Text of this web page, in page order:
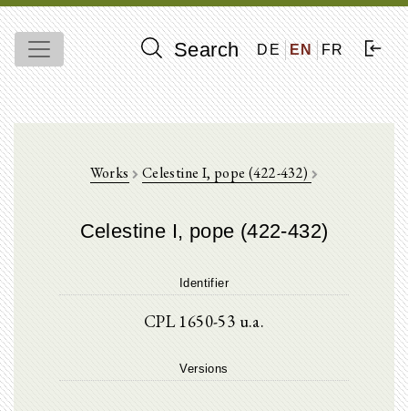
Search DE EN FR
Works Celestine I, pope (422-432)
Celestine I, pope (422-432)
Identifier
CPL 1650-53 u.a.
Versions